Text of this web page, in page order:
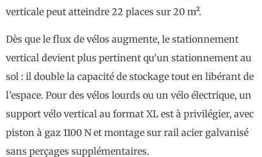
verticale peut atteindre 22 places sur 20 m².
Dès que le flux de vélos augmente, le stationnement
vertical devient plus pertinent qu’un stationnement au
sol : il double la capacité de stockage tout en libérant de
l’espace. Pour des vélos lourds ou un vélo électrique, un
support vélo vertical au format XL est à privilégier, avec
piston à gaz 1100 N et montage sur rail acier galvanisé
sans perçages supplémentaires.